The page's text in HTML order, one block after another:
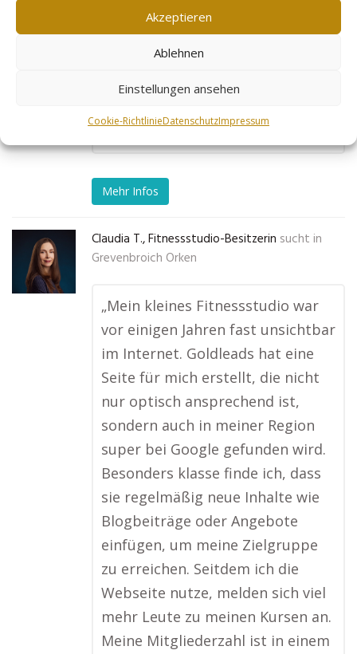
Akzeptieren
Ablehnen
Einstellungen ansehen
Cookie-RichtlinieDatenschutzImpressum
optimiert wird. Mein
Terminkalender ist jetzt immer
voll und ich habe bereits online
Kurse erstellt, die ich in ganz
No tags for this post.
Mehr Infos
Claudia T., Fitnessstudio-Besitzerin sucht in
Grevenbroich Orken
„Mein kleines Fitnessstudio war
vor einigen Jahren fast unsichtbar
im Internet. Goldleads hat eine
Seite für mich erstellt, die nicht
nur optisch ansprechend ist,
sondern auch in meiner Region
super bei Google gefunden wird.
Besonders klasse finde ich, dass
sie regelmäßig neue Inhalte wie
Blogbeiträge oder Angebote
einfügen, um meine Zielgruppe
zu erreichen. Seitdem ich die
Webseite nutze, melden sich viel
mehr Leute zu meinen Kursen an.
Meine Mitgliederzahl ist in einem